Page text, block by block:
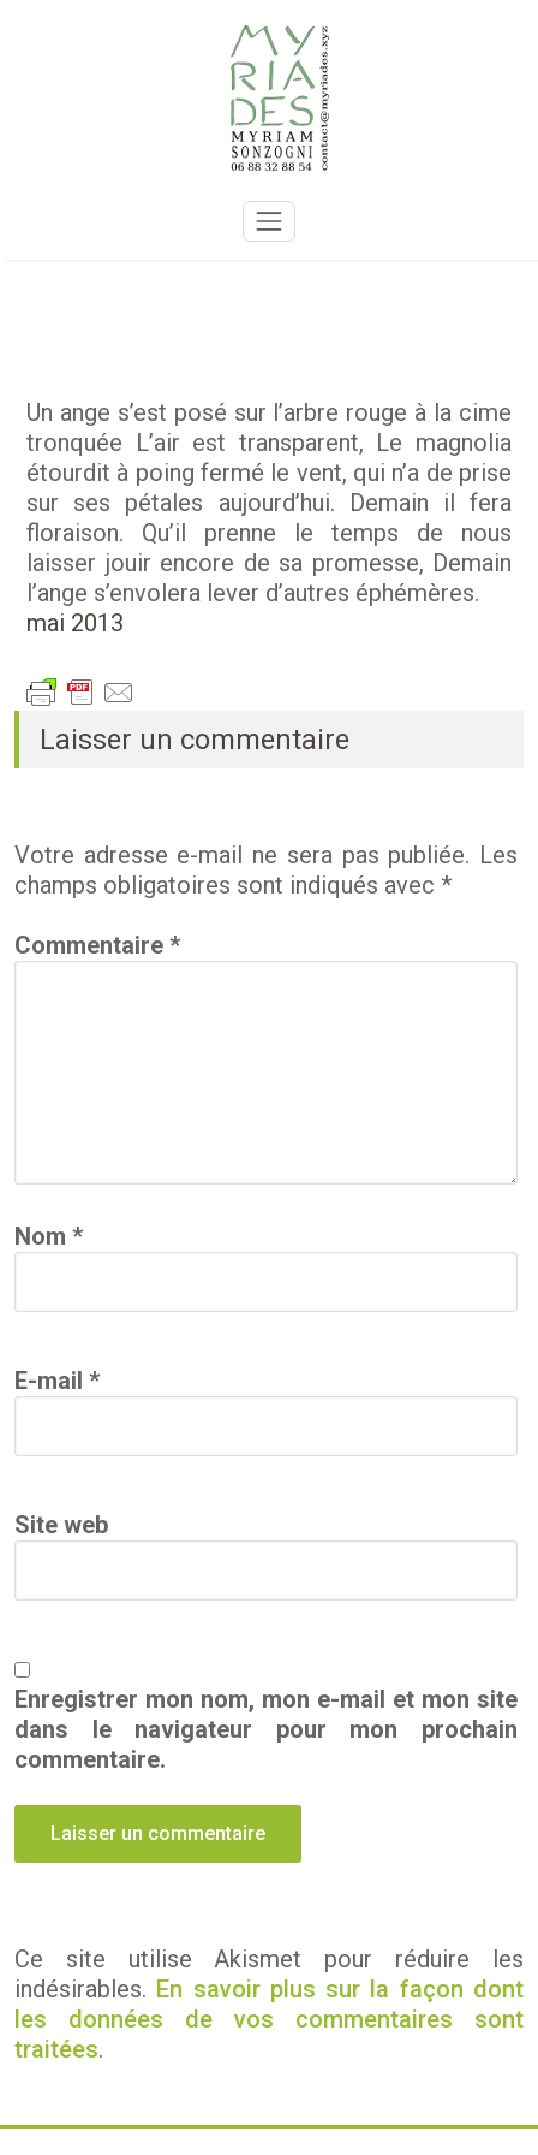
Un ange s’est posé sur l’arbre rouge à la cime
tronquée L’air est transparent, Le magnolia
étourdit à poing fermé le vent, qui n’a de prise
sur ses pétales aujourd’hui. Demain il fera
floraison. Qu’il prenne le temps de nous
laisser jouir encore de sa promesse, Demain
l’ange s’envolera lever d’autres éphémères.
mai 2013
Laisser un commentaire
Votre adresse e-mail ne sera pas publiée. Les
champs obligatoires sont indiqués avec *
Commentaire *
Nom *
E-mail *
Site web
Enregistrer mon nom, mon e-mail et mon site
dans le navigateur pour mon prochain
commentaire.
Ce site utilise Akismet pour réduire les
indésirables. En savoir plus sur la façon dont
les données de vos commentaires sont
traitées.